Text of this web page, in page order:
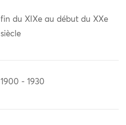
fin du XIXe au début du XXe
siècle
1900 - 1930